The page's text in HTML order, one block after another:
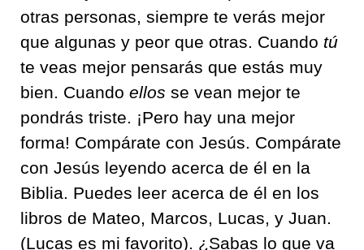
otras personas, siempre te verás mejor
que algunas y peor que otras. Cuando tú
te veas mejor pensarás que estás muy
bien. Cuando ellos se vean mejor te
pondrás triste. ¡Pero hay una mejor
forma! Compárate con Jesús. Compárate
con Jesús leyendo acerca de él en la
Biblia. Puedes leer acerca de él en los
libros de Mateo, Marcos, Lucas, y Juan.
(Lucas es mi favorito). ¿Sabas lo que va